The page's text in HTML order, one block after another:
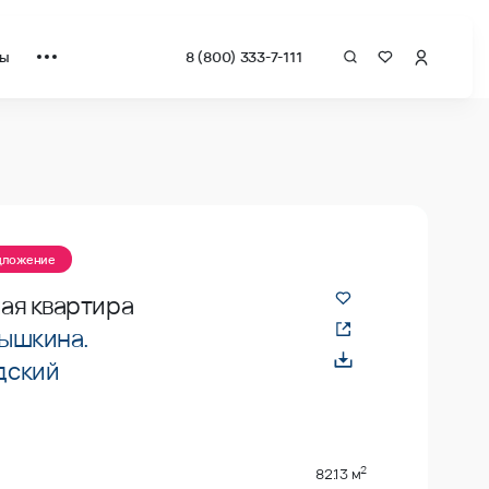
8 (800) 333-7-111
квартира
82.13 м2